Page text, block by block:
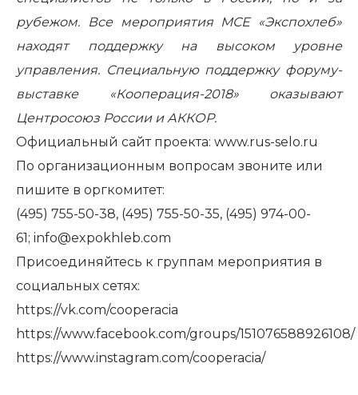
рубежом. Все мероприятия МСЕ «Экспохлеб»
находят поддержку на высоком уровне
управления. Специальную поддержку форуму-
выставке «Кооперация-2018» оказывают
Центросоюз России и АККОР.
Официальный сайт проекта: www.rus-selo.ru
По организационным вопросам звоните или
пишите в оргкомитет:
(495) 755-50-38, (495) 755-50-35, (495) 974-00-
61; info@expokhleb.com
Присоединяйтесь к группам мероприятия в
социальных сетях:
https://vk.com/cooperacia
https://www.facebook.com/groups/151076588926108/
https://www.instagram.com/cooperacia/